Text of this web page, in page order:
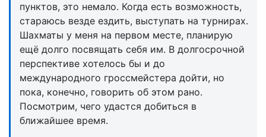
пунктов, это немало. Когда есть возможность,
стараюсь везде ездить, выступать на турнирах.
Шахматы у меня на первом месте, планирую
ещё долго посвящать себя им. В долгосрочной
перспективе хотелось бы и до
международного гроссмейстера дойти, но
пока, конечно, говорить об этом рано.
Посмотрим, чего удастся добиться в
ближайшее время.